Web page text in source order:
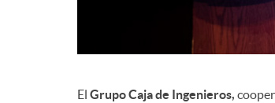
El Grupo Caja de Ingenieros,